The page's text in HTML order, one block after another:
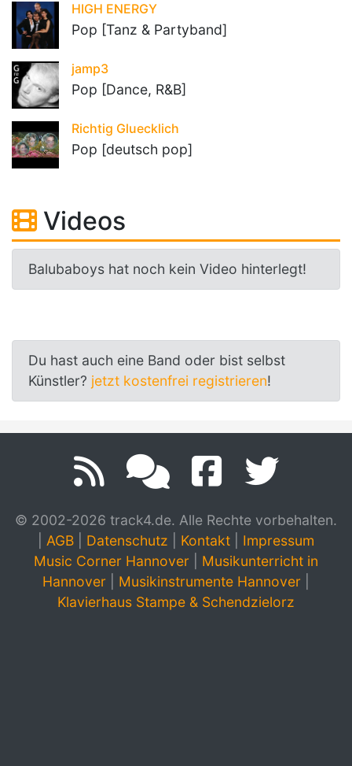
HIGH ENERGY
Pop [Tanz & Partyband]
jamp3
Pop [Dance, R&B]
Richtig Gluecklich
Pop [deutsch pop]
Videos
Balubaboys hat noch kein Video hinterlegt!
Du hast auch eine Band oder bist selbst
Künstler? jetzt kostenfrei registrieren!
© 2002-2026 track4.de. Alle Rechte vorbehalten.
AGB Datenschutz Kontakt
Impressum
Music Corner Hannover
Musikunterricht in
Hannover
Musikinstrumente Hannover
Klavierhaus Stampe & Schendzielorz